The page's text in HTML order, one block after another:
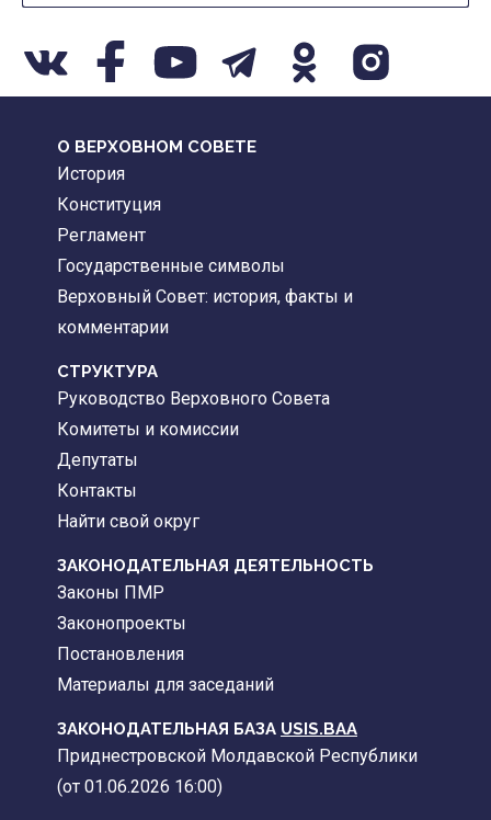
О ВЕРХОВНОМ СОВЕТЕ
История
Конституция
Регламент
Государственные символы
Верховный Совет: история, факты и
комментарии
CТРУКТУРА
Руководство Верховного Совета
Комитеты и комиссии
Депутаты
Контакты
Найти свой округ
ЗАКОНОДАТЕЛЬНАЯ ДЕЯТЕЛЬНОСТЬ
Законы ПМР
Законопроекты
Постановления
Материалы для заседаний
ЗАКОНОДАТЕЛЬНАЯ БАЗА USIS.BAA
Приднестровской Молдавской Республики
(от 01.06.2026 16:00)